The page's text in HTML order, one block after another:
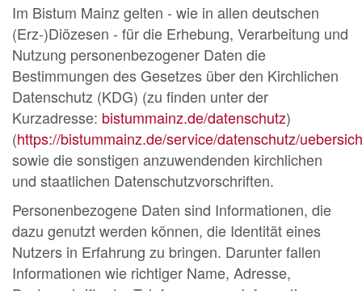
Im Bistum Mainz gelten - wie in allen deutschen
(Erz-)Diözesen - für die Erhebung, Verarbeitung und
Nutzung personenbezogener Daten die
Bestimmungen des Gesetzes über den Kirchlichen
Datenschutz (KDG) (zu finden unter der
Kurzadresse: bistummainz.de/datenschutz)
(https://bistummainz.de/service/datenschutz/
sowie die sonstigen anzuwendenden kirchlichen
und staatlichen Datenschutzvorschriften.
Personenbezogene Daten sind Informationen, die
dazu genutzt werden können, die Identität eines
Nutzers in Erfahrung zu bringen. Darunter fallen
Informationen wie richtiger Name, Adresse,